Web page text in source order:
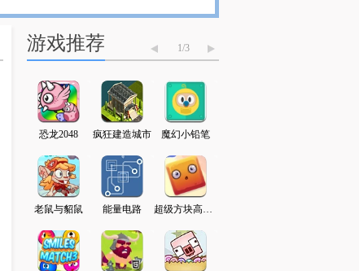
游戏推荐 1/3
恐龙2048 疯狂建造城市 魔幻小铅笔
老鼠与貂鼠 能量电路 超级方块高高叠